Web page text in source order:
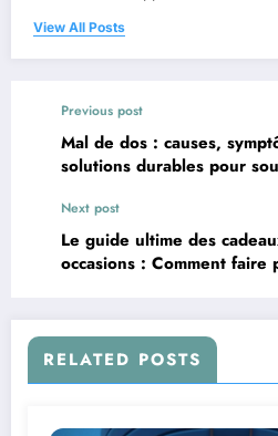
View All Posts
Previous post
Mal de dos : causes,
solutions durables pour
Next post
Le guide ultime des
occasions : Comment faire
RELATED POSTS